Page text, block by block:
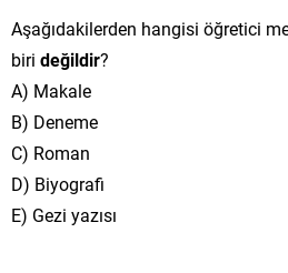
Aşağıdakilerden hangisi öğretici
biri değildir?
A) Makale
B) Deneme
C) Roman
D) Biyografi
E) Gezi yazısı